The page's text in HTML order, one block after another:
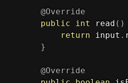
@Override
public
int read ( )
return input .
}
@Override